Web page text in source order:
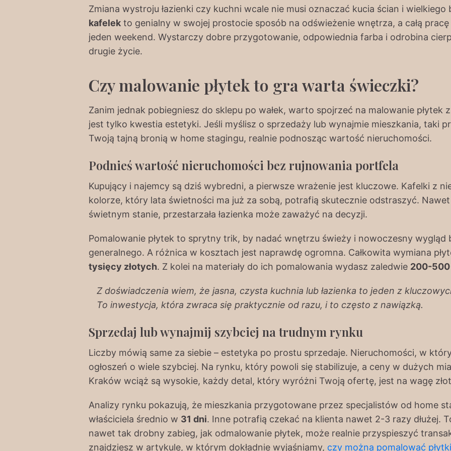
Zmiana wystroju łazienki czy kuchni wcale nie musi oznaczać kucia ścian i wielkiego
kafelek to genialny w swojej prostocie sposób na odświeżenie wnętrza, a całą
jeden weekend. Wystarczy dobre przygotowanie, odpowiednia farba i odrobina
drugie życie.
Czy malowanie płytek to gra warta świeczki?
Zanim jednak pobiegniesz do sklepu po wałek, warto spojrzeć na malowanie płytek
jest tylko kwestia estetyki. Jeśli myślisz o sprzedaży lub wynajmie mieszkania, taki
Twoją tajną bronią w home stagingu, realnie podnosząc wartość nieruchomości.
Podnieś wartość nieruchomości bez rujnowania portfela
Kupujący i najemcy są dziś wybredni, a pierwsze wrażenie jest kluczowe. Kafelki z
kolorze, który lata świetności ma już za sobą, potrafią skutecznie odstraszyć.
świetnym stanie, przestarzała łazienka może zaważyć na decyzji.
Pomalowanie płytek to sprytny trik, by nadać wnętrzu świeży i nowoczesny
generalnego. A różnica w kosztach jest naprawdę ogromna. Całkowita wymiana
tysięcy złotych. Z kolei na materiały do ich pomalowania wydasz zaledwie 200-500
Z doświadczenia wiem, że jasna, czysta kuchnia lub łazienka to jeden z
To inwestycja, która zwraca się praktycznie od razu, i to często z nawiązką.
Sprzedaj lub wynajmij szybciej na trudnym rynku
Liczby mówią same za siebie – estetyka po prostu sprzedaje. Nieruchomości, w
ogłoszeń o wiele szybciej. Na rynku, który powoli się stabilizuje, a ceny w dużych
Kraków wciąż są wysokie, każdy detal, który wyróżni Twoją ofertę, jest na wagę
Analizy rynku pokazują, że mieszkania przygotowane przez specjalistów od home
właściciela średnio w 31 dni. Inne potrafią czekać na klienta nawet 2-3 razy dłużej.
nawet tak drobny zabieg, jak odmalowanie płytek, może realnie przyspieszyć
znajdziesz w artykule, w którym dokładnie wyjaśniamy, czy można pomalować płytki